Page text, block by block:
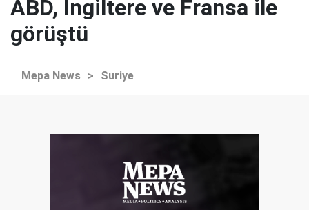
ABD, İngiltere ve Fransa ile
görüştü
Mepa News > Suriye